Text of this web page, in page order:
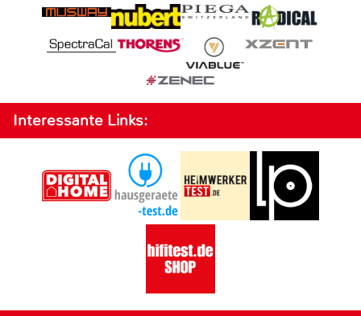
Interessante Links: